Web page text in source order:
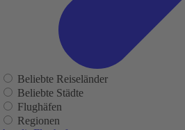
Beliebte Reiseländer
Beliebte Städte
Flughäfen
Regionen